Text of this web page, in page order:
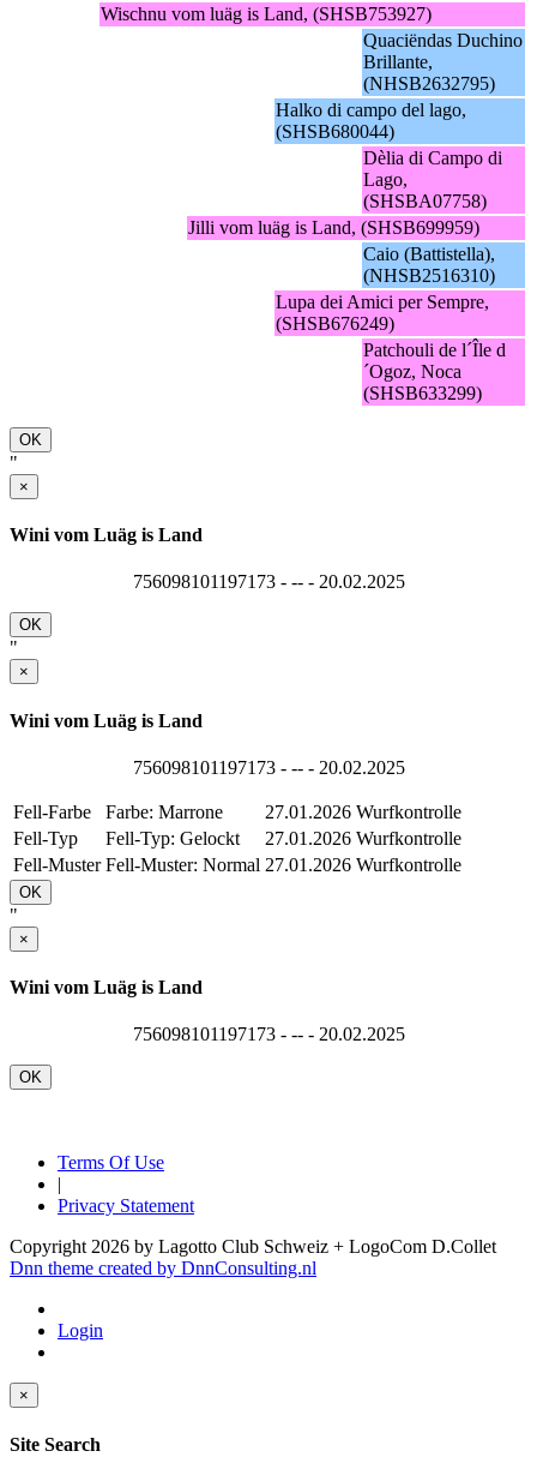
Wischnu vom luäg is Land, (SHSB753927)
Quaciëndas Duchino
Brillante,
(NHSB2632795)
Halko di campo del lago,
(SHSB680044)
Dèlia di Campo di
Lago,
(SHSBA07758)
Jilli vom luäg is Land, (SHSB699959)
Caio (Battistella),
(NHSB2516310)
Lupa dei Amici per Sempre,
(SHSB676249)
Patchouli de l´Île d
´Ogoz, Noca
(SHSB633299)
OK
"
×
Wini vom Luäg is Land
756098101197173 - -- - 20.02.2025
OK
"
×
Wini vom Luäg is Land
756098101197173 - -- - 20.02.2025
Fell-Farbe Farbe: Marrone 27.01.2026 Wurfkontrolle
Fell-Typ
Fell-Typ: Gelockt 27.01.2026 Wurfkontrolle
Fell-Muster Fell-Muster: Normal 27.01.2026 Wurfkontrolle
OK
"
×
Wini vom Luäg is Land
756098101197173 - -- - 20.02.2025
OK
Terms Of Use
Privacy Statement
Copyright 2026 by Lagotto Club Schweiz + LogoCom D.Collet
Dnn theme created by DnnConsulting.nl
Login
×
Site Search